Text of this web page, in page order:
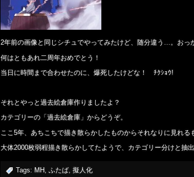
2年前の画像と同じシチュでやってみたけど、随分違う…。おっ
何はともあれ二周年おめでとう！
当日に時間まで合わせたのに、爆死したけどな！ ﾁｸｼｮｳ!
それとやっと過去絵倉庫作りましたよ？
カテゴリーの「過去絵倉庫」からどうぞ。
ここ5年、あちこちで描き散らかしたものからそれなりに見れる
大体2000枚弱程描き散らかしてたようで、カテゴリー分けと抽
Tags: MH, ふたば, 擬人化